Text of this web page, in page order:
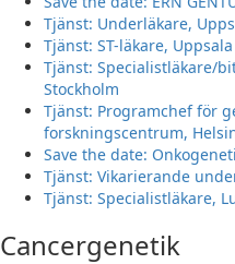
Tjänst: Underläkare,
Tjänst: ST-läkare, Uppsala
Tjänst: Specialistläkare/
Stockholm
Tjänst: Programchef för
forskningscentrum,
Save the date:
Tjänst: Vikarierande
Tjänst: Specialistläkare,
Cancergenetik